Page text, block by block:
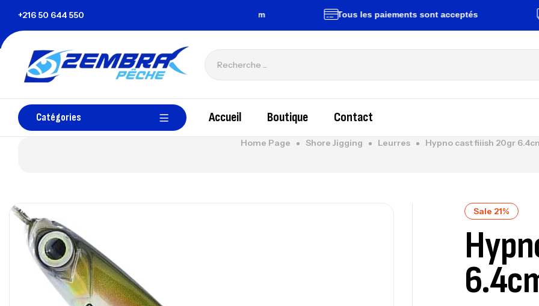
+216 50 644 550
Tunisie Tous les paiements sont acceptés
Catégories Accueil Boutique Contact
Home Page Shore Jigging Leurres Hypno cast fiiish 20gr
Sale 21%